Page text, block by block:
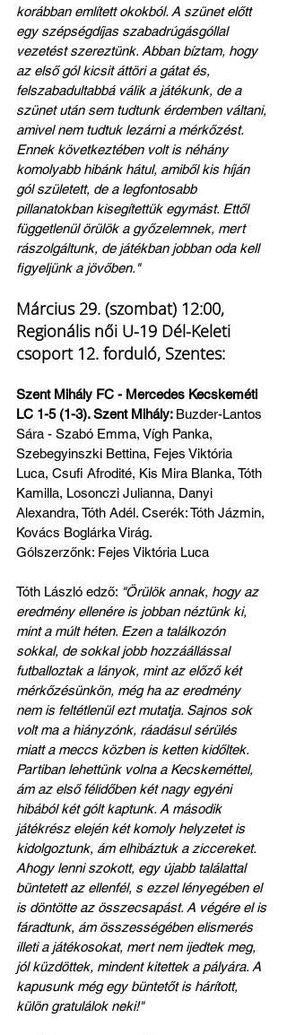
korábban említett okokból. A szünet előtt
egy szépségdíjas szabadrúgásgóllal
vezetést szereztünk. Abban bíztam, hogy
az első gól kicsit áttöri a gátat és,
felszabadultabbá válik a játékunk, de a
szünet után sem tudtunk érdemben váltani,
amivel nem tudtuk lezárni a mérkőzést.
Ennek következtében volt is néhány
komolyabb hibánk hátul, amiből kis híján
gól született, de a legfontosabb
pillanatokban kisegítettük egymást. Ettől
függetlenül örülök a győzelemnek, mert
rászolgáltunk, de játékban jobban oda kell
figyeljünk a jövőben."
Március 29. (szombat) 12:00,
Regionális női U-19 Dél-Keleti
csoport 12. forduló, Szentes:
Szent Mihály FC - Mercedes Kecskeméti
LC 1-5 (1-3). Szent Mihály: Buzder-Lantos
Sára - Szabó Emma, Vígh Panka,
Szebegyinszki Bettina, Fejes Viktória
Luca, Csufi Afrodité, Kis Mira Blanka, Tóth
Kamilla, Losonczi Julianna, Danyi
Alexandra, Tóth Adél. Cserék: Tóth Jázmin,
Kovács Boglárka Virág.
Gólszerzőnk: Fejes Viktória Luca
Tóth László edző: "Örülök annak, hogy az
eredmény ellenére is jobban néztünk ki,
mint a múlt héten. Ezen a találkozón
sokkal, de sokkal jobb hozzáállással
futballoztak a lányok, mint az előző két
mérkőzésünkön, még ha az eredmény
nem is feltétlenül ezt mutatja. Sajnos sok
volt ma a hiányzónk, ráadásul sérülés
miatt a meccs közben is ketten kidőltek.
Partiban lehettünk volna a Kecskeméttel,
ám az első félidőben két nagy egyéni
hibából két gólt kaptunk. A második
játékrész elején két komoly helyzetet is
kidolgoztunk, ám elhibáztuk a ziccereket.
Ahogy lenni szokott, egy újabb találattal
büntetett az ellenfél, s ezzel lényegében el
is döntötte az összecsapást. A végére el is
fáradtunk, ám összességében elismerés
illeti a játékosokat, mert nem ijedtek meg,
jól küzdöttek, mindent kitettek a pályára. A
kapusunk még egy büntetőt is hárított,
külön gratulálok neki!"